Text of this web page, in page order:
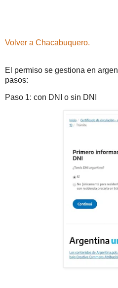
Volver a Chacabuquero.
El permiso se gestiona en
pasos:
Paso 1: con DNI o sin DNI